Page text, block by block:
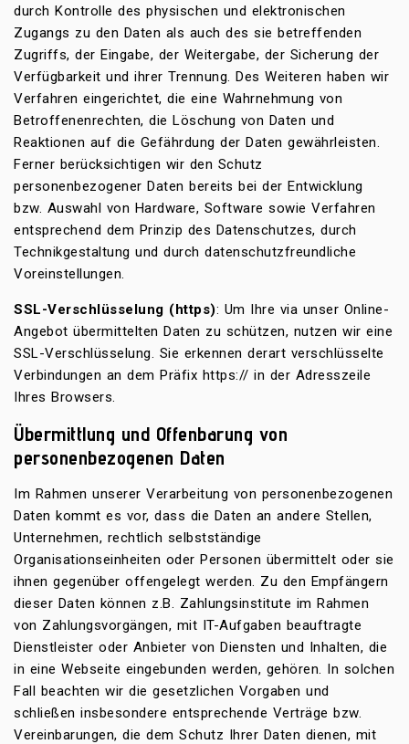
durch Kontrolle des physischen und elektronischen
Zugangs zu den Daten als auch des sie betreffenden
Zugriffs, der Eingabe, der Weitergabe, der Sicherung der
Verfügbarkeit und ihrer Trennung. Des Weiteren haben wir
Verfahren eingerichtet, die eine Wahrnehmung von
Betroffenenrechten, die Löschung von Daten und
Reaktionen auf die Gefährdung der Daten gewährleisten.
Ferner berücksichtigen wir den Schutz
personenbezogener Daten bereits bei der Entwicklung
bzw. Auswahl von Hardware, Software sowie Verfahren
entsprechend dem Prinzip des Datenschutzes, durch
Technikgestaltung und durch datenschutzfreundliche
Voreinstellungen.
SSL-Verschlüsselung (https): Um Ihre via unser Online-
Angebot übermittelten Daten zu schützen, nutzen wir eine
SSL-Verschlüsselung. Sie erkennen derart verschlüsselte
Verbindungen an dem Präfix https:// in der Adresszeile
Ihres Browsers.
Übermittlung und Offenbarung von
personenbezogenen Daten
Im Rahmen unserer Verarbeitung von personenbezogenen
Daten kommt es vor, dass die Daten an andere Stellen,
Unternehmen, rechtlich selbstständige
Organisationseinheiten oder Personen übermittelt oder sie
ihnen gegenüber offengelegt werden. Zu den Empfängern
dieser Daten können z.B. Zahlungsinstitute im Rahmen
von Zahlungsvorgängen, mit IT-Aufgaben beauftragte
Dienstleister oder Anbieter von Diensten und Inhalten, die
in eine Webseite eingebunden werden, gehören. In solchen
Fall beachten wir die gesetzlichen Vorgaben und
schließen insbesondere entsprechende Verträge bzw.
Vereinbarungen, die dem Schutz Ihrer Daten dienen, mit